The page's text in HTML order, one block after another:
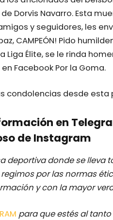
Dorvis Navarro. Esta
y seguidores, les
CAMPEÓN! Pido
Élite, se le rinda
Facebook Por la Goma.
condolencias desde esta
en
de Instagram
deportiva donde se lleva
regimos por las normas
y con la mayor
para que estés al